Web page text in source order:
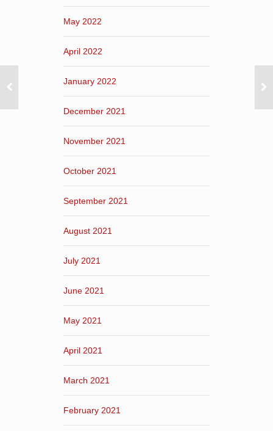
May 2022
April 2022
January 2022
December 2021
November 2021
October 2021
September 2021
August 2021
July 2021
June 2021
May 2021
April 2021
March 2021
February 2021